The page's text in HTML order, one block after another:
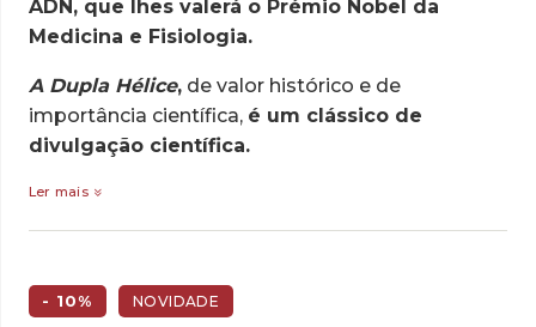
ADN, que lhes valerá o Prémio Nobel da
Medicina e Fisiologia.
A Dupla Hélice, de valor histórico e de
importância científica, é um clássico de
divulgação científica.
Ler mais
- 10% NOVIDADE